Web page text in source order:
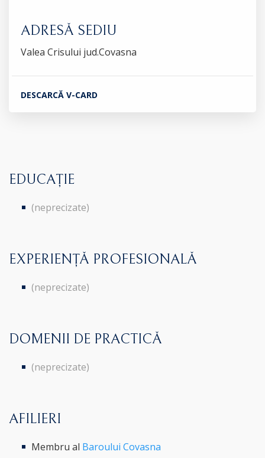
ADRESĂ SEDIU
Valea Crisului jud.Covasna
DESCARCĂ V-CARD
EDUCAȚIE
(neprecizate)
EXPERIENȚĂ PROFESIONALĂ
(neprecizate)
DOMENII DE PRACTICĂ
(neprecizate)
AFILIERI
Membru al Baroului Covasna